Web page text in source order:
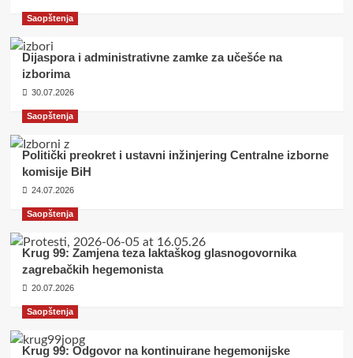
Saopštenja
Dijaspora i administrativne zamke za učešće na
izborima
30.07.2026
Saopštenja
Politički preokret i ustavni inžinjering Centralne izborne
komisije BiH
24.07.2026
Saopštenja
Krug 99: Zamjena teza laktaškog glasnogovornika
zagrebačkih hegemonista
20.07.2026
Saopštenja
Krug 99: Odgovor na kontinuirane hegemonijske